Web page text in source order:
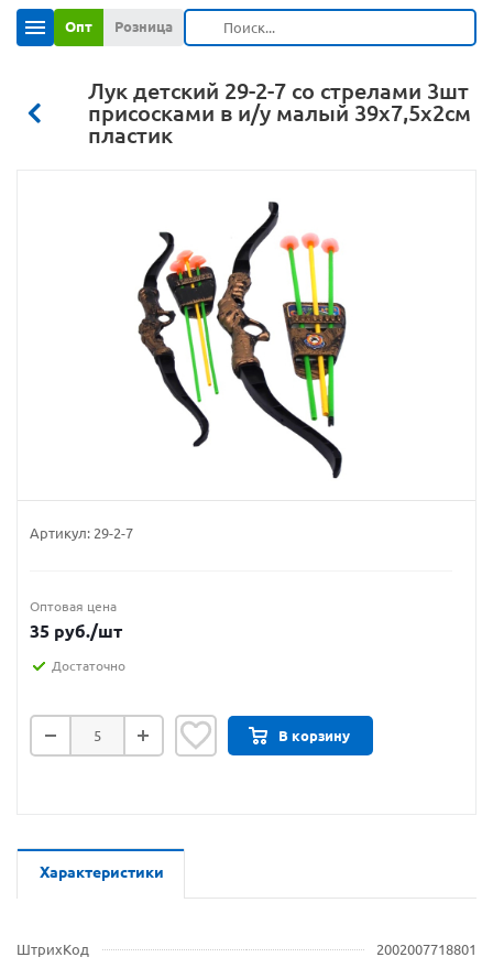
Опт Розница
Лук детский 29-2-7 со стрелами 3шт
присосками в и/у малый 39х7,5х2см
пластик
Артикул: 29-2-7
Оптовая цена
35 руб./шт
Достаточно
В корзину
Характеристики
ШтрихКод 2002007718801